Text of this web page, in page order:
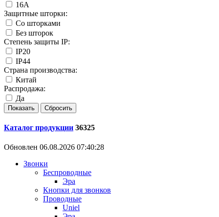
16А
Защитные шторки:
Со шторками
Без шторок
Степень защиты IP:
IP20
IP44
Страна производства:
Китай
Распродажа:
Да
Каталог продукции 36325
Обновлен 06.08.2026 07:40:28
Звонки
Беспроводные
Эра
Кнопки для звонков
Проводные
Uniel